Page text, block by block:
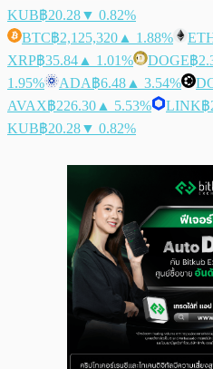
KUB฿20.28▼ 0.82%
BTC฿2,125,320 ▲ 1.88%
XRP฿35.84 ▲ 1.01% DOGE฿
1.95%
ADA฿6.48 ▲ 3.54%
AVAX฿226.30 ▲ 5.53% LINK฿
KUB฿20.28▼ 0.82%